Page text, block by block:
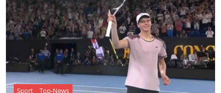
Sport Top-News